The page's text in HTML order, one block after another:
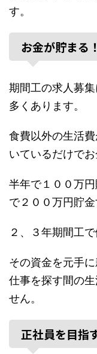
す。
お金が貯まる！
期間工の求人募
多くあります。
食費以外の生活
いているだけで
半年で１００万
で２００万円貯
２、３年期間工
その資金を元手
仕事を探す間の
せん。
正社員を目指